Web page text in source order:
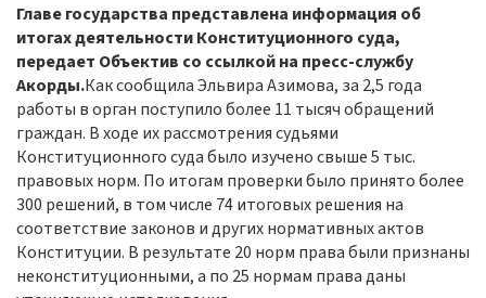
Главе государства представлена информация об
итогах деятельности Конституционного cуда,
передает Объектив со ссылкой на пресс-службу
Акорды.Как сообщила Эльвира Азимова, за 2,5 года
работы в орган поступило более 11 тысяч обращений
граждан. В ходе их рассмотрения судьями
Конституционного суда было изучено свыше 5 тыс.
правовых норм. По итогам проверки было принято более
300 решений, в том числе 74 итоговых решения на
соответствие законов и других нормативных актов
Конституции. В результате 20 норм права были признаны
неконституционными, а по 25 нормам права даны